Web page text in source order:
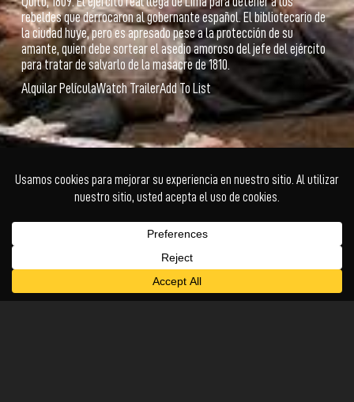
rebeldes que derrocaron al gobernante español. El bibliotecario de
la ciudad huye, pero es apresado pese a la protección de su
amante, quien debe sortear el asedio amoroso del jefe del ejército
para tratar de salvarlo de la masacre de 1810.
Alquilar PelículaWatch TrailerAdd To List